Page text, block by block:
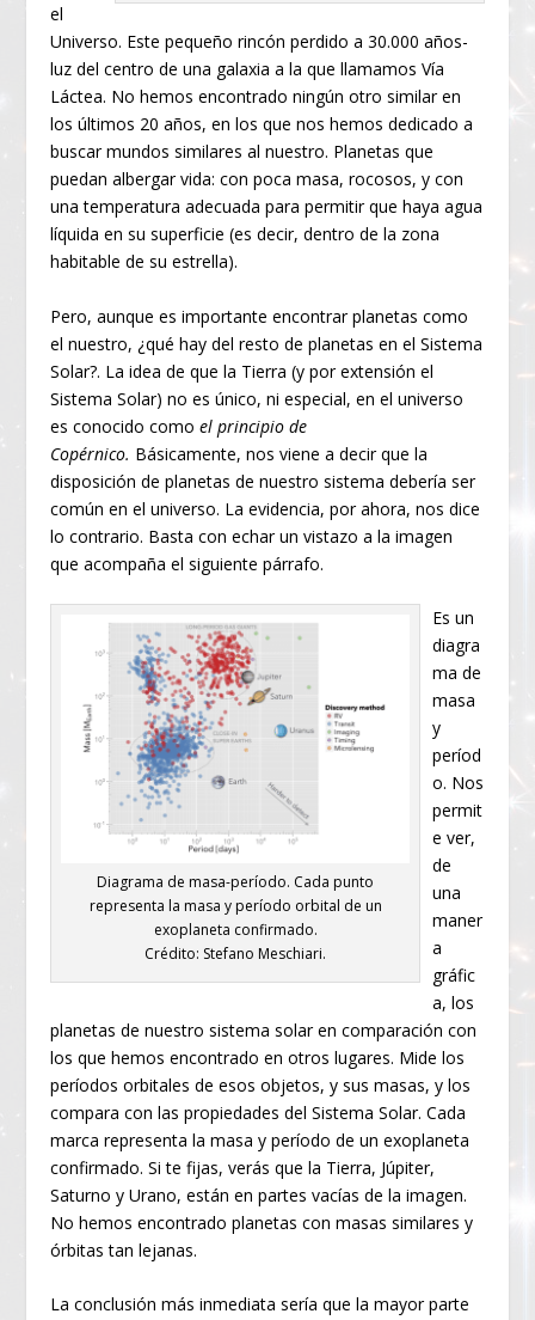
el
Universo. Este pequeño rincón perdido a 30.000 años-
luz del centro de una galaxia a la que llamamos Vía
Láctea. No hemos encontrado ningún otro similar en
los últimos 20 años, en los que nos hemos dedicado a
buscar mundos similares al nuestro. Planetas que
puedan albergar vida: con poca masa, rocosos, y con
una temperatura adecuada para permitir que haya agua
líquida en su superficie (es decir, dentro de la zona
habitable de su estrella).
Pero, aunque es importante encontrar planetas como
el nuestro, ¿qué hay del resto de planetas en el Sistema
Solar?. La idea de que la Tierra (y por extensión el
Sistema Solar) no es único, ni especial, en el universo
es conocido comoel principio de
Copérnico. Básicamente, nos viene a decir que la
disposición de planetas de nuestro sistema debería ser
común en el universo. La evidencia, por ahora, nos dice
lo contrario. Basta con echar un vistazo a la imagen
que acompaña el siguiente párrafo.
Diagrama de masa-período. Cada punto
representa la masa y período orbital de un
exoplaneta confirmado.
Crédito: Stefano Meschiari.
Es un
diagra
ma de
masa
y
períod
o. Nos
permit
e ver,
de
una
maner
a
gráfic
a, los
planetas de nuestro sistema solar en comparación con
los que hemos encontrado en otros lugares. Mide los
períodos orbitales de esos objetos, y sus masas, y los
compara con las propiedades del Sistema Solar. Cada
marca representa la masa y período de un exoplaneta
confirmado. Si te fijas, verás que la Tierra, Júpiter,
Saturno y Urano, están en partes vacías de la imagen.
No hemos encontrado planetas con masas similares y
órbitas tan lejanas.
La conclusión más inmediata sería que la mayor parte